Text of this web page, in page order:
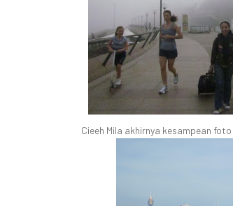
Cieeh Mila akhirnya kesampean